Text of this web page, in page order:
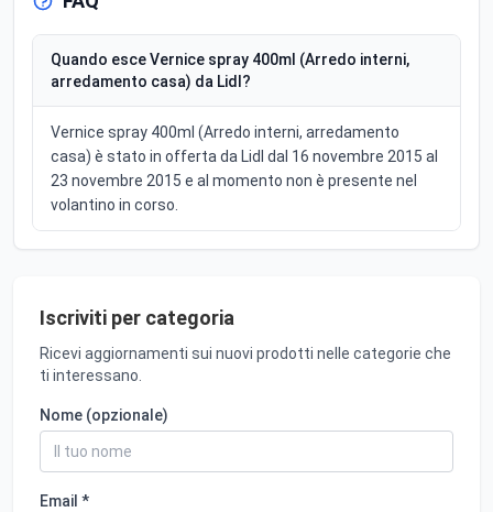
Quando esce Vernice spray 400ml (Arredo interni,
arredamento casa) da Lidl?
Vernice spray 400ml (Arredo interni, arredamento
casa) è stato in offerta da Lidl dal 16 novembre 2015 al
23 novembre 2015 e al momento non è presente nel
volantino in corso.
Iscriviti per categoria
Ricevi aggiornamenti sui nuovi prodotti nelle categorie che
ti interessano.
Nome (opzionale)
Email *